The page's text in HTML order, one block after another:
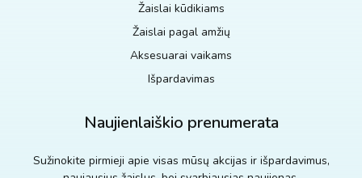
Žaislai kūdikiams
Žaislai pagal amžių
Aksesuarai vaikams
Išpardavimas
Naujienlaiškio prenumerata
Sužinokite pirmieji apie visas mūsų akcijas ir išpardavimus,